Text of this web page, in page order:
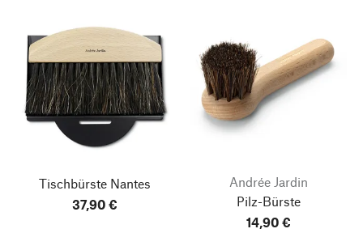
Tischbürste Nantes
37,90 €
Andrée Jardin
Pilz-Bürste
14,90 €